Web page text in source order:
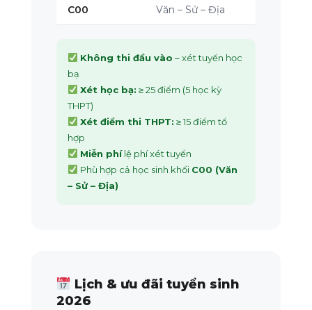
C00 Văn – Sử – Địa
Không thi đầu vào – xét tuyển học
bạ
Xét học bạ: ≥ 25 điểm (5 học kỳ
THPT)
Xét điểm thi THPT: ≥ 15 điểm tổ
hợp
Miễn phílệ phí xét tuyển
Phù hợp cả học sinh khối C00 (Văn
– Sử – Địa)
Lịch & ưu đãi tuyển sinh
2026